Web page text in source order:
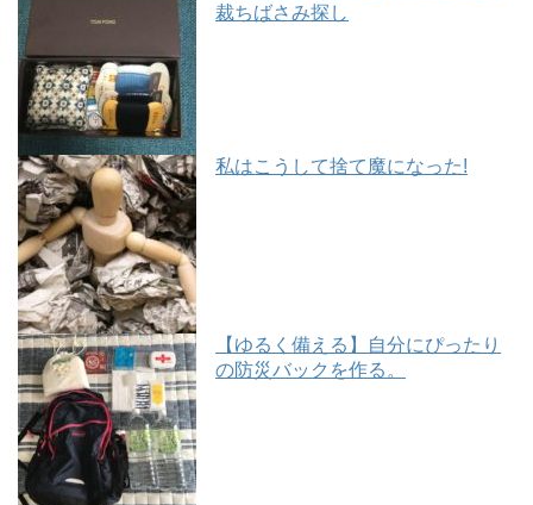
裁ちばさみ探し
私はこうして捨て魔になった!
【ゆるく備える】自分にぴったり
の防災バックを作る。